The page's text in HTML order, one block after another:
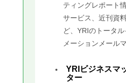
ティングレポート
サービス、近刊資
ど、YRIのトータル
メーションメール
YRIビジネスマ
ター